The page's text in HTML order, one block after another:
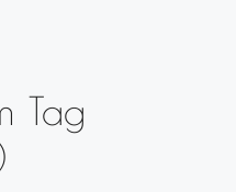
Tag